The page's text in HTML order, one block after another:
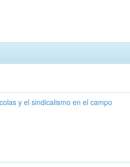
y el sindicalismo en el campo